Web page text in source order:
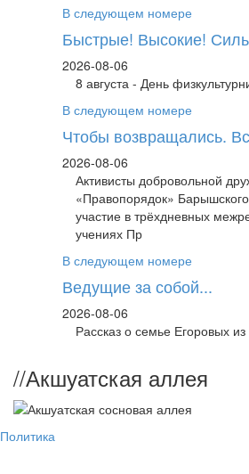
В следующем номере
Быстрые! Высокие!
2026-08-06
8 августа - День
В следующем номере
Чтобы возвращались.
2026-08-06
Активисты добровольной
«Правопорядок»
участие в трёхдневных
учениях Пр
В следующем номере
Ведущие за собой...
2026-08-06
Рассказ о семье Егоровых
//Акшуатская аллея
Политика